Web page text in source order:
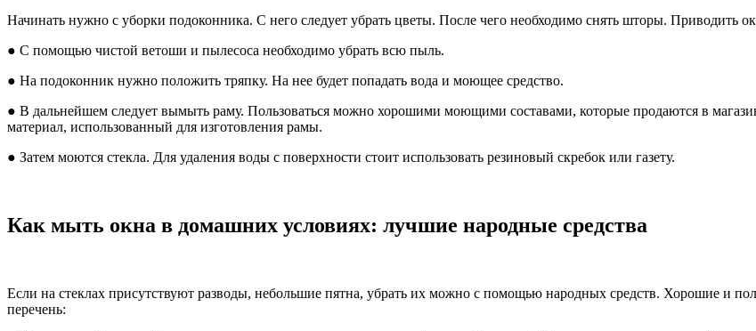
Начинать нужно с уборки подоконника. С него следует убрать цветы. После чего необходимо снять шторы. Приводить
● С помощью чистой ветоши и пылесоса необходимо убрать всю пыль.
● На подоконник нужно положить тряпку. На нее будет попадать вода и моющее средство.
● В дальнейшем следует вымыть раму. Пользоваться можно хорошими моющими составами, которые продаются в
материал, использованный для изготовления рамы.
● Затем моются стекла. Для удаления воды с поверхности стоит использовать резиновый скребок или газету.
Как мыть окна в домашних условиях: лучшие народные средства
Если на стеклах присутствуют разводы, небольшие пятна, убрать их можно с помощью народных средств. Хорошие и
перечень: